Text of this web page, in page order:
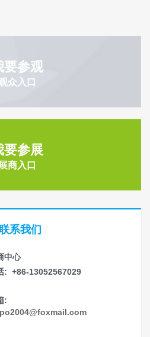
要参观
众入口
要参展
展商入口
系我们
中心
: +86-13052567029
: